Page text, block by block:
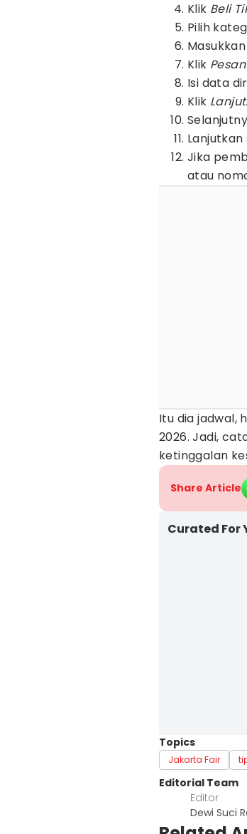
Klik Beli
Pilih
Klik
Isi data
Klik Lanjut.
Jika
atau
Itu dia jadwal,
2026. Jadi,
ketinggalan
Share Article
Curated For
Topics
Jakarta Fair
Editorial Team
Editor
Dewi Suci